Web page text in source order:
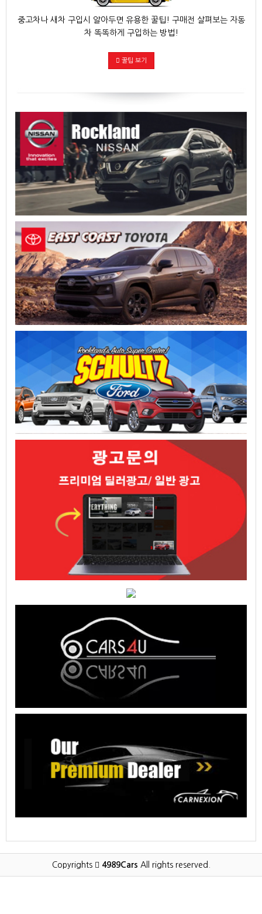
중고차나 새차 구입시 알아두면 유용한 꿀팁! 구매전 살펴보는 자동
차 똑똑하게 구입하는 방법!
꿀팁 보기
Copyrights 4989Cars All rights reserved.